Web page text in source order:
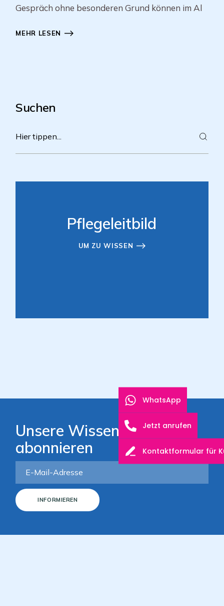
Gespräch ohne besonderen Grund können im Al
MEHR LESEN
Suchen
Pflegeleitbild
UM ZU WISSEN
Unsere Wissensbasis
abonnieren
INFORMIEREN
WhatsApp
Jetzt anrufen
Kontaktformular für